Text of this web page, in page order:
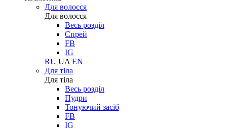
Для волосся
Для волосся
Весь розділ
Спрей
FB
IG
RU UA EN
Для тіла
Для тіла
Весь розділ
Пудри
Тонуючий засіб
FB
IG